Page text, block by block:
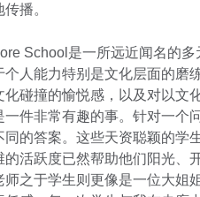
播。
School是一所远近闻名的
个人能力特别是文化层面的磨
化碰撞的愉悦感，以及对以文
一件非常有趣的事。针对一个
同的答案。这些天资聪颖的学
的活跃度已然帮助他们阳光、
师之于学生则更像是一位大姐